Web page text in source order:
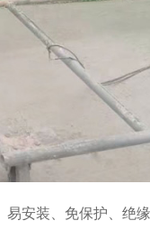
安装、免保护、绝